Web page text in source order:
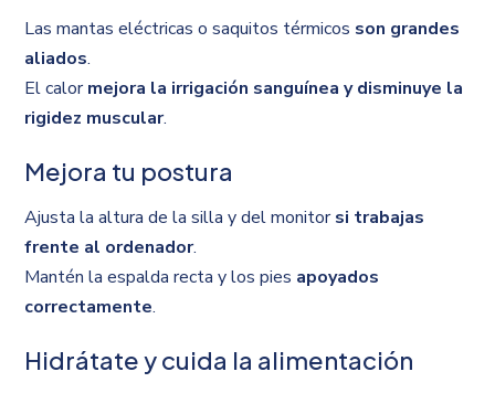
Las mantas eléctricas o saquitos térmicos son grandes
aliados.
El calormejora la irrigación sanguínea y disminuye la
rigidez muscular.
Mejora tu postura
Ajusta la altura de la silla y del monitorsi trabajas
frente al ordenador.
Mantén la espalda recta y los pies apoyados
correctamente.
Hidrátate y cuida la alimentación